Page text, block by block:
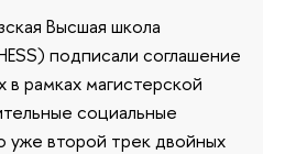
Высшая школа
подписали соглашение
рамках магистерской
социальные
уже второй трек двойных